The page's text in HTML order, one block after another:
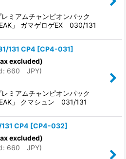
レミアムチャンピオンパック
」 ガマゲロゲEX 030/131
131 CP4 [CP4-031]
excluded)
: 660 JPY)
レミアムチャンピオンパック
」 クマシュン 031/131
CP4 [CP4-032]
excluded)
: 660 JPY)